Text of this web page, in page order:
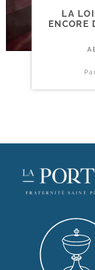
LA
ENCORE